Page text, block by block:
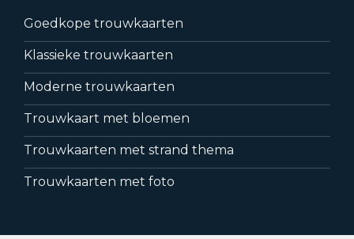
Goedkope trouwkaarten
Klassieke trouwkaarten
Moderne trouwkaarten
Trouwkaart met bloemen
Trouwkaarten met strand thema
Trouwkaarten met foto